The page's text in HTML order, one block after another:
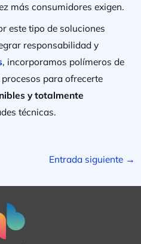
más consumidores exigen.
este tipo de soluciones
responsabilidad y
, incorporamos polímeros de
para ofrecerte
y totalmente
técnicas.
Entrada siguiente →